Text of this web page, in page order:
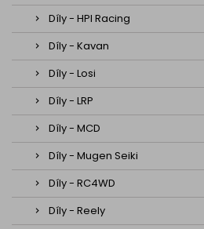
Díly - HPI Racing
Díly - Kavan
Díly - Losi
Díly - LRP
Díly - MCD
Díly - Mugen Seiki
Díly - RC4WD
Díly - Reely